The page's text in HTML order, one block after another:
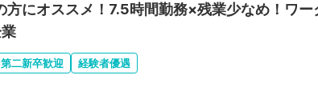
方にオススメ！7.5時間勤務×残業少なめ！ワー
第二新卒歓迎 経験者優遇